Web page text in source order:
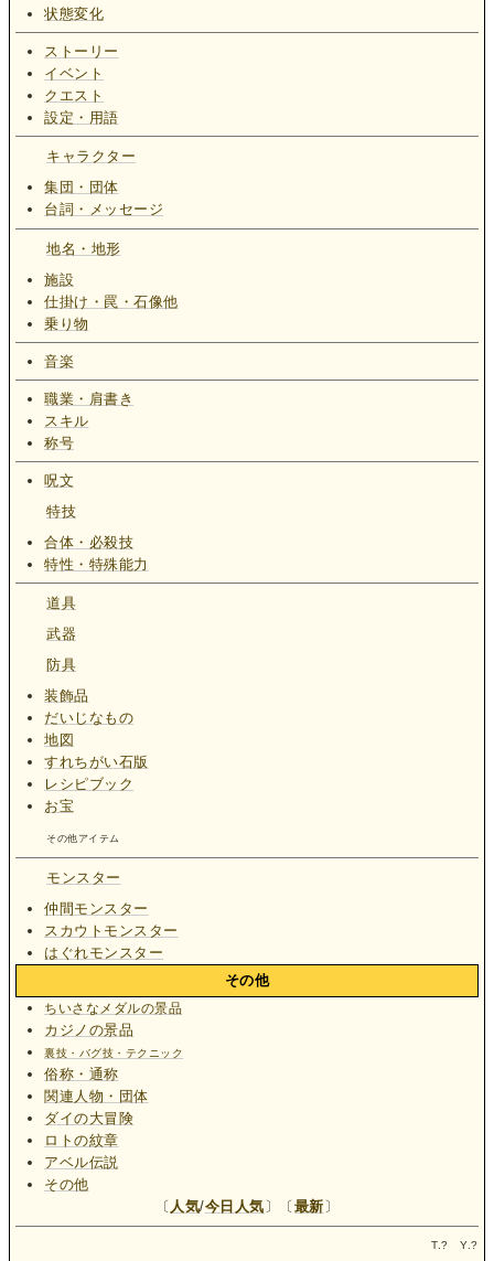
状態変化
ストーリー
イベント
クエスト
設定・用語
キャラクター
集団・団体
台詞・メッセージ
地名・地形
施設
仕掛け・罠・石像他
乗り物
音楽
職業・肩書き
スキル
称号
呪文
特技
合体・必殺技
特性・特殊能力
道具
武器
防具
装飾品
だいじなもの
地図
すれちがい石版
レシピブック
お宝
その他アイテム
モンスター
仲間モンスター
スカウトモンスター
はぐれモンスター
その他
ちいさなメダルの景品
カジノの景品
裏技・バグ技・テクニック
俗称・通称
関連人物・団体
ダイの大冒険
ロトの紋章
アベル伝説
その他
〔 人気/今日人気 〕〔 最新 〕
T.? Y.?